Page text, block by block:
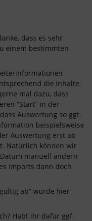
dass es sehr
einem bestimmten
die Inhalte.
mal dazu, dass
“Start” in der
Auswertung so ggf.
beispielsweise
Auswertung erst ab
Natürlich können wir
manuell ändern -
Imports dann doch
ab” würde hier
Habt ihr dafür ggf.